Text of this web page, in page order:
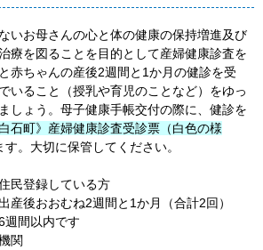
いお母さんの心と体の健康の保持増進及び
療を図ることを目的として産婦健康診査を
赤ちゃんの産後2週間と1か月の健診を受
いること（授乳や育児のことなど）をゆっ
しょう。母子健康手帳交付の際に、健診を
白石町》産婦健康診査受診票（白色の様
す。大切に保管してください。
民登録している方
産後おおむね2週間と1か月（合計2回）
間以内です
関